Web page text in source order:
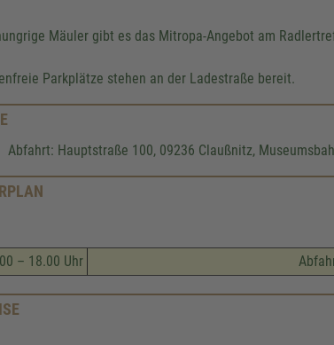
Mäuler gibt es das Mitropa-Angebot am
Parkplätze stehen an der Ladestraße bereit.
Abfahrt: Hauptstraße 100, 09236 Claußnitz,
– 18.00 Uhr